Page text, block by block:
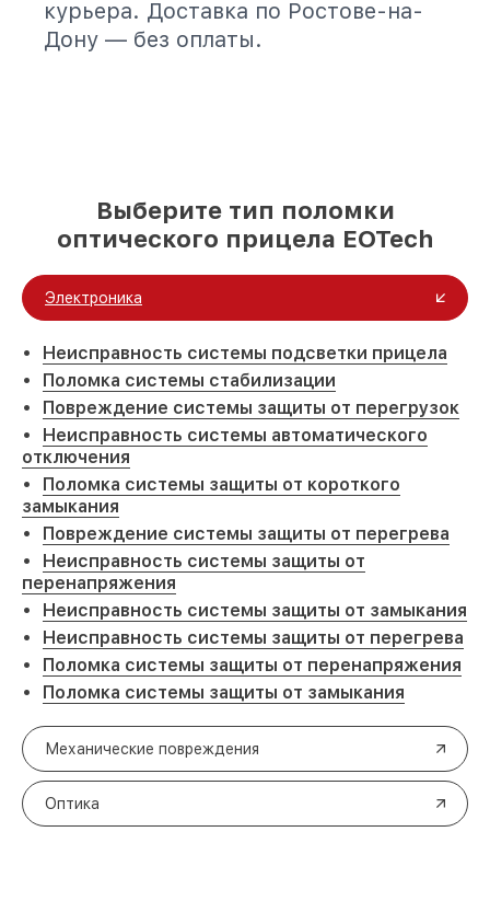
курьера. Доставка по Ростове-на-
Дону — без оплаты.
Выберите тип поломки
оптического прицела EOTech
Электроника
Неисправность системы подсветки прицела
Поломка системы стабилизации
Повреждение системы защиты от перегрузок
Неисправность системы автоматического
отключения
Поломка системы защиты от короткого
замыкания
Повреждение системы защиты от перегрева
Неисправность системы защиты от
перенапряжения
Неисправность системы защиты от замыкания
Неисправность системы защиты от перегрева
Поломка системы защиты от перенапряжения
Поломка системы защиты от замыкания
Механические повреждения
Оптика